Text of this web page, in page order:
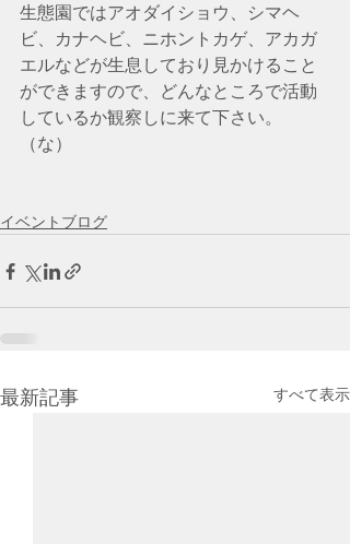
生態園ではアオダイショウ、シマヘ
ビ、カナヘビ、ニホントカゲ、アカガ
エルなどが生息しており見かけること
ができますので、どんなところで活動
しているか観察しに来て下さい。
（な）
イベントブログ
最新記事 すべて表示